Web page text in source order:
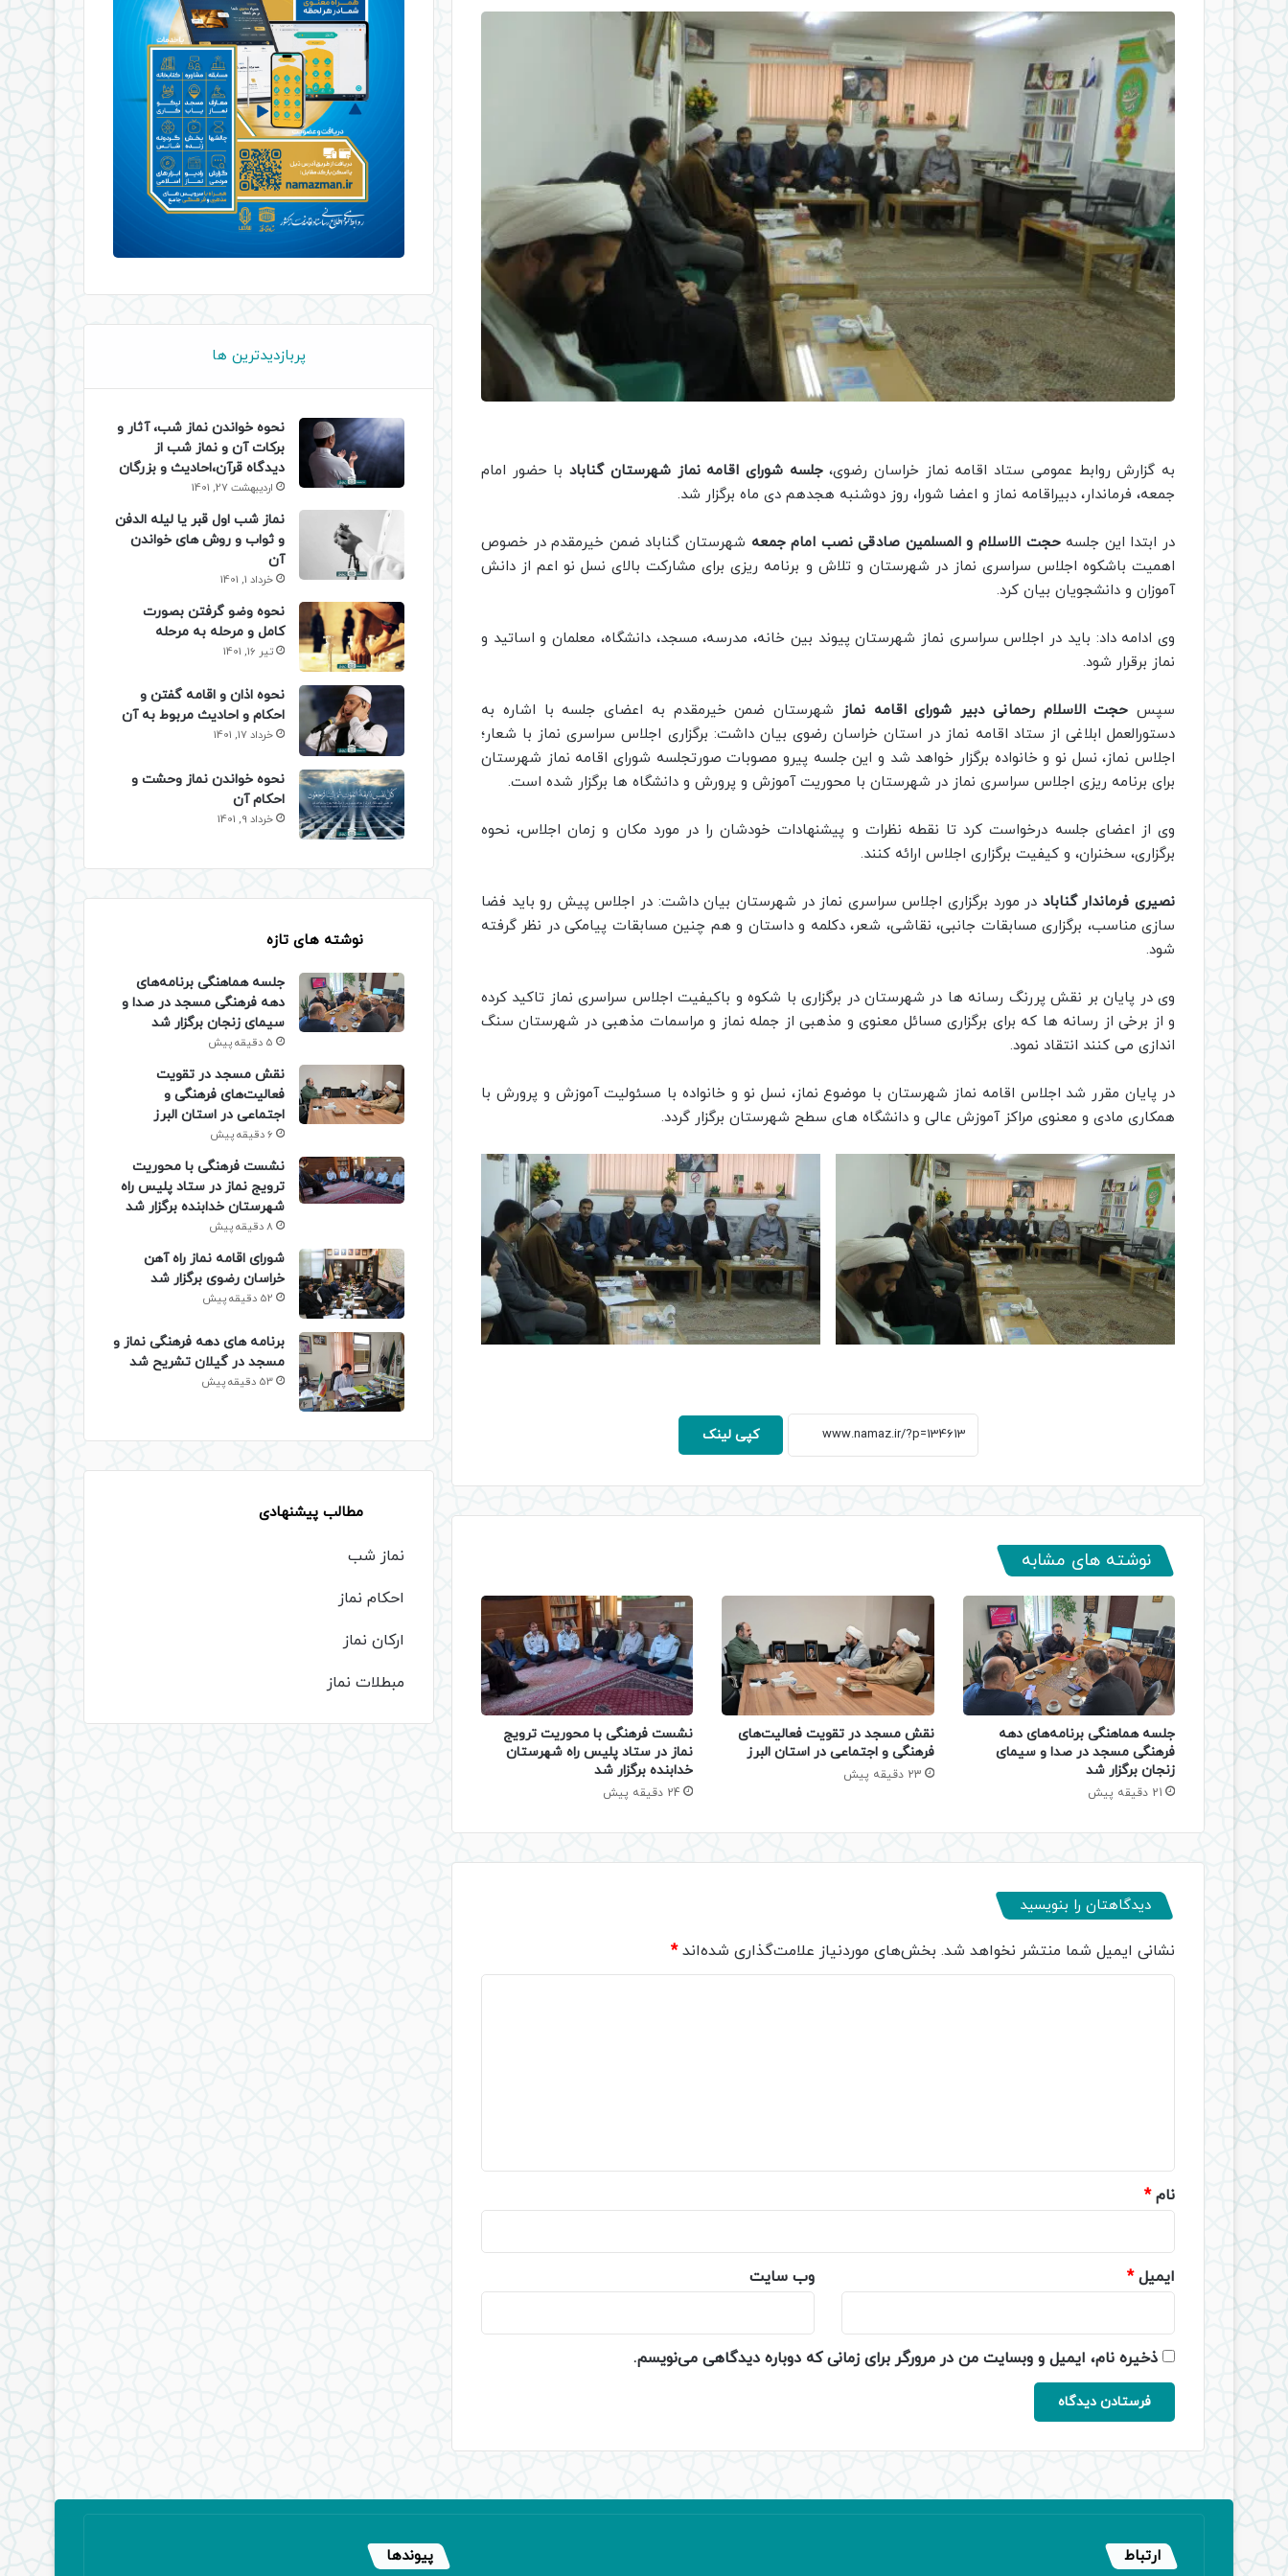
به گزارش روابط عمومی ستاد اقامه نماز خراسان رضوی،جلسه شورای اقامه نماز شهرستان گنابادبا حضور امام
جمعه، فرماندار، دبیراقامه نماز و اعضا شورا، روز دوشنبه هجدهم دی ماه برگزار شد.
در ابتدا این جلسهحجت الاسلام و المسلمین صادقی نصب امام جمعه شهرستان گناباد ضمن خیرمقدم در خصوص
اهمیت باشکوه اجلاس سراسری نماز در شهرستان و تلاش و برنامه ریزی برای مشارکت بالای نسل نو اعم از دانش
آموزان و دانشجویان بیان کرد.
وی ادامه داد: باید در اجلاس سراسری نماز شهرستان پیوند بین خانه، مدرسه، مسجد، دانشگاه، معلمان و اساتید و
نماز برقرار شود.
سپس حجت الاسلام رحمانی دبیر شورای اقامه نماز شهرستان ضمن خیرمقدم به اعضای جلسه با اشاره به
دستورالعمل ابلاغی از ستاد اقامه نماز در استان خراسان رضوی بیان داشت: برگزاری اجلاس سراسری نماز با شعار؛
اجلاس نماز، نسل نو و خانواده برگزار خواهد شد و این جلسه پیرو مصوبات صورتجلسه شورای اقامه نماز شهرستان
برای برنامه ریزی اجلاس سراسری نماز در شهرستان با محوریت آموزش و پرورش و دانشگاه ها برگزار شده است.
وی از اعضای جلسه درخواست کرد تا نقطه نظرات و پیشنهادات خودشان را در مورد مکان و زمان اجلاس، نحوه
برگزاری، سخنران، و کیفیت برگزاری اجلاس ارائه کنند.
نصیری فرماندار گناباد در مورد برگزاری اجلاس سراسری نماز در شهرستان بیان داشت: در اجلاس پیش رو باید فضا
سازی مناسب، برگزاری مسابقات جانبی، نقاشی، شعر، دکلمه و داستان و هم چنین مسابقات پیامکی در نظر گرفته
شود.
وی در پایان بر نقش پررنگ رسانه ها در شهرستان در برگزاری با شکوه و باکیفیت اجلاس سراسری نماز تاکید کرده
و از برخی از رسانه ها که برای برگزاری مسائل معنوی و مذهبی از جمله نماز و مراسمات مذهبی در شهرستان سنگ
اندازی می کنند انتقاد نمود.
در پایان مقرر شد اجلاس اقامه نماز شهرستان با موضوع نماز، نسل نو و خانواده با مسئولیت آموزش و پرورش با
همکاری مادی و معنوی مراکز آموزش عالی و دانشگاه های سطح شهرستان برگزار گردد.
کپی لینک
نوشته های مشابه
جلسه هماهنگی برنامه‌های دهه
فرهنگی مسجد در صدا و سیمای
زنجان برگزار شد
21 دقیقه پیش
نقش مسجد در تقویت فعالیت‌های
فرهنگی و اجتماعی در استان البرز
23 دقیقه پیش
نشست فرهنگی با محوریت ترویج
نماز در ستاد پلیس راه شهرستان
خدابنده برگزار شد
24 دقیقه پیش
دیدگاهتان را بنویسید
نشانی ایمیل شما منتشر نخواهد شد. بخش‌های موردنیاز علامت‌گذاری شده‌اند*
نام*
ایمیل* وب‌ سایت
ذخیره نام، ایمیل و وبسایت من در مرورگر برای زمانی که دوباره دیدگاهی می‌نویسم.
پربازدیدترین ها
نحوه خواندن نماز شب، آثار و
برکات آن و نماز شب از
دیدگاه قرآن،احادیث و بزرگان
اردیبهشت 27, 1401
نماز شب اول قبر یا لیله الدفن
و ثواب و روش های خواندن
آن
خرداد 1, 1401
نحوه وضو گرفتن بصورت
کامل و مرحله به مرحله
تیر 16, 1401
نحوه اذان و اقامه گفتن و
احکام و احادیث مربوط به آن
خرداد 17, 1401
نحوه خواندن نماز وحشت و
احکام آن
خرداد 9, 1401
نوشته های تازه
جلسه هماهنگی برنامه‌های
دهه فرهنگی مسجد در صدا و
سیمای زنجان برگزار شد
5 دقیقه پیش
نقش مسجد در تقویت
فعالیت‌های فرهنگی و
اجتماعی در استان البرز
6 دقیقه پیش
نشست فرهنگی با محوریت
ترویج نماز در ستاد پلیس راه
شهرستان خدابنده برگزار شد
8 دقیقه پیش
شورای اقامه نماز راه آهن
خراسان رضوی برگزار شد
52 دقیقه پیش
برنامه های دهه فرهنگی نماز و
مسجد در گیلان تشریح شد
53 دقیقه پیش
مطالب پیشنهادی
نماز شب
احکام نماز
ارکان نماز
مبطلات نماز
ارتباط پیوندها